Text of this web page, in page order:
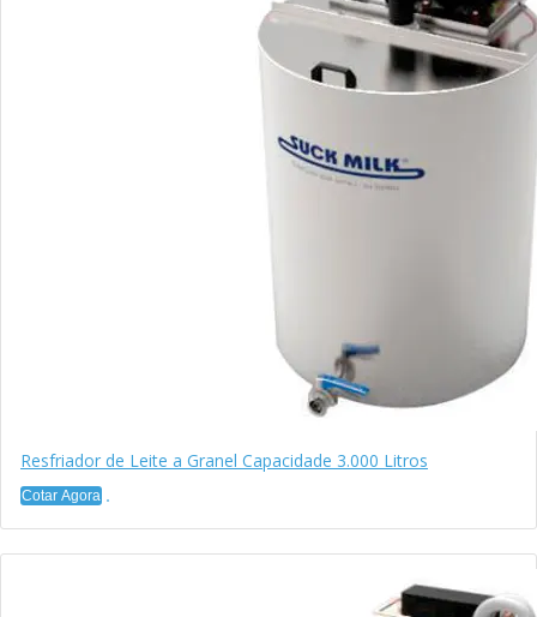
Resfriador de Leite a Granel Capacidade 3.000 Litros
Cotar Agora